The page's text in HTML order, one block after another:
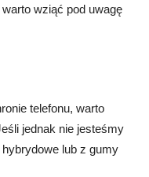
wziąć pod uwagę
telefonu, warto
jednak nie jesteśmy
lub z gumy